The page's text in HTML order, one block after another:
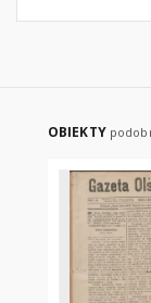
OBIEKTY